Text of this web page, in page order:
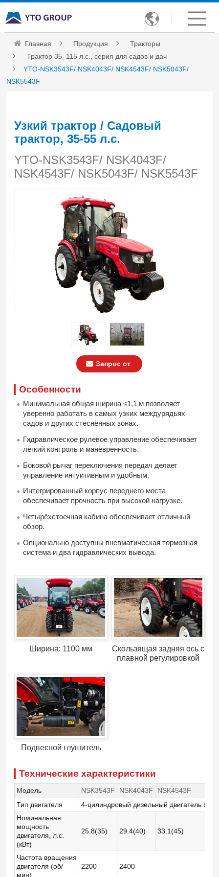

Главная Продукция
Тракторы
Трактор 35–115 л.с., серия для садов и дач
YTO-NSK3543F/ NSK4043F/ NSK4543F/ NSK5043F/
NSK5543F
Узкий трактор / Садовый
трактор, 35-55 л.с.
YTO-NSK3543F/ NSK4043F/
NSK4543F/ NSK5043F/ NSK5543F
Запрос от
Особенности
Минимальная общая ширина ≤1,1 м позволяет
уверенно работать в самых узких междурядьях
садов и других стеснённых зонах.
Гидравлическое рулевое управление обеспечивает
лёгкий контроль и манёвренность.
Боковой рычаг переключения передач делает
управление интуитивным и удобным.
Интегрированный корпус переднего моста
обеспечивает прочность при высокой нагрузке.
Четырёхстоечная кабина обеспечивает отличный
обзор.
Опционально доступны пневматическая тормозная
система и два гидравлических вывода.
Ширина: 1100 мм
Скользящая задняя ось с
плавной регулировкой
Подвесной глушитель
Технические характеристики
Модель NSK3543F NSK4043F NSK4543F
Тип двигателя
4-цилиндровый дизельный двигатель без
Номинальная
мощность
двигателя, л.с.
(кВт)
25.8(35) 29.4(40) 33.1(45)
Частота вращения
двигателя (об/
мин)
2200 2400